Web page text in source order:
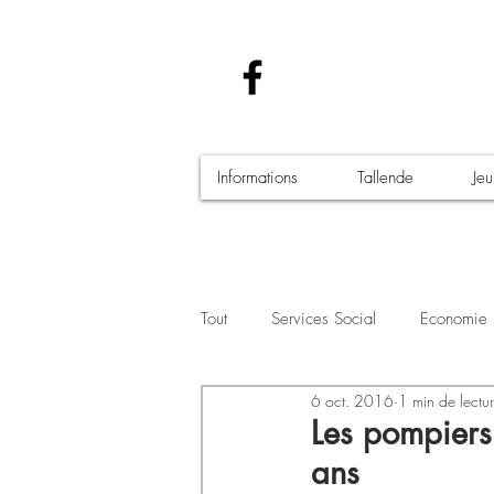
Informations Tallende
Tout Services Social Economie
Santé - Covid-19 Culture
Les
ans
6 oct. 2016 1 min de